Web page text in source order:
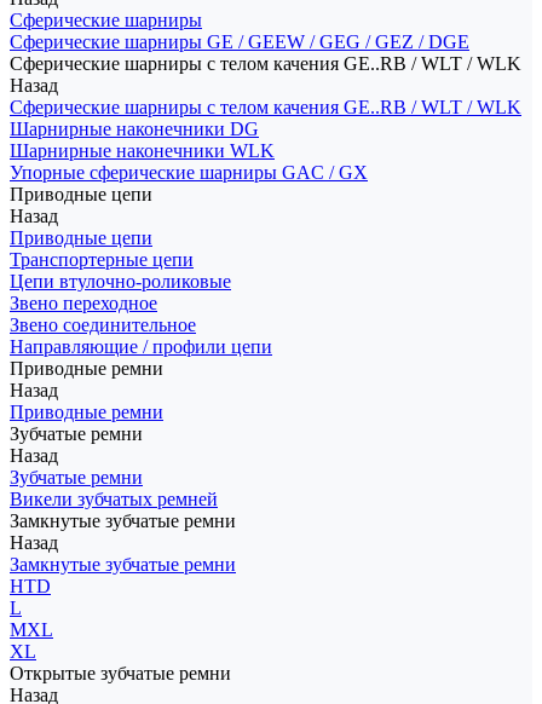
Сферические шарниры
Сферические шарниры GE / GEEW / GEG / GEZ / DGE
Сферические шарниры с телом качения GE..RB / WLT / WLK
Назад
Сферические шарниры с телом качения GE..RB / WLT / WLK
Шарнирные наконечники DG
Шарнирные наконечники WLK
Упорные сферические шарниры GAC / GX
Приводные цепи
Назад
Приводные цепи
Транспортерные цепи
Цепи втулочно-роликовые
Звено переходное
Звено соединительное
Направляющие / профили цепи
Приводные ремни
Назад
Приводные ремни
Зубчатые ремни
Назад
Зубчатые ремни
Викели зубчатых ремней
Замкнутые зубчатые ремни
Назад
Замкнутые зубчатые ремни
HTD
L
MXL
XL
Открытые зубчатые ремни
Назад